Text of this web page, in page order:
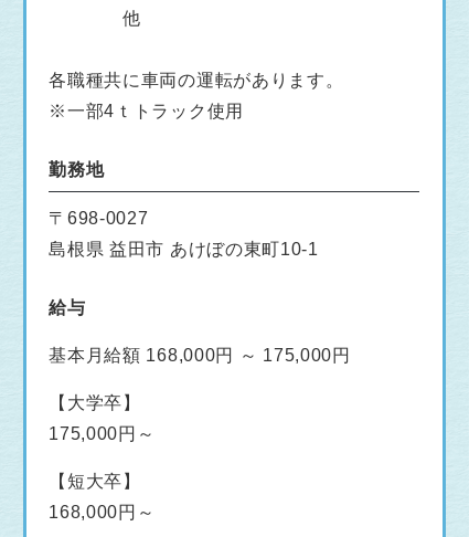
他
各職種共に車両の運転があります。
※一部4ｔトラック使用
勤務地
〒698-0027
島根県 益田市 あけぼの東町10-1
給与
基本月給額 168,000円 ～ 175,000円
【大学卒】
175,000円～
【短大卒】
168,000円～